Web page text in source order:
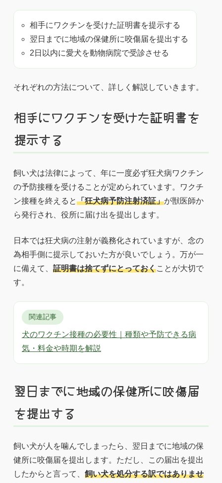
相手にワクチンを受けた証明書を提示する
翌日までに地域の保健所に咬傷届を提出する
2日以内に愛犬を動物病院で受診させる
それぞれの方法について、詳しく解説していきます。
相手にワクチンを受けた証明書を
提示する
飼い犬は法律によって、年に一度必ず狂犬病ワクチン
の予防接種を受けることが定められています。ワクチ
ン接種を終えると「狂犬病予防注射済証」が獣医師か
ら発行され、役所に届け出を提出します。
日本では狂犬病の注射が義務化されていますが、念の
為相手側に提示しておいた方が良いでしょう。万が一
に備えて、 証明書は捨てずにとっておくことが大切で
す。
関連記事
犬のワクチン接種の必要性｜種類や予防できる病
気・料金や時期を解説
翌日までに地域の保健所に咬傷届
を提出する
飼い犬が人を噛んでしまったら、翌日までに地域の保
健所に咬傷届を提出します。ただし、この届出を提出
したからと言って、 飼い犬を処分する訳ではありませ